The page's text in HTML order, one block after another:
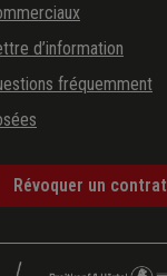
d’information
fréquemment
Révoquer un contrat